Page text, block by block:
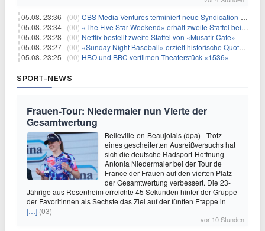
05.08. 23:36 | (00) CBS Media Ventures terminiert neue Syndication-Formate
05.08. 23:34 | (00) «The Five Star Weekend» erhält zweite Staffel bei Peacock
05.08. 23:28 | (00) Netflix bestellt zweite Staffel von «Musafir Cafe»
05.08. 23:27 | (00) «Sunday Night Baseball» erzielt historische Quotenserie für NBC
05.08. 23:25 | (00) HBO und BBC verfilmen Theaterstück «1536»
SPORT-NEWS
Frauen-Tour: Niedermaier nun Vierte der
Gesamtwertung
Belleville-en-Beaujolais (dpa) - Trotz
eines gescheiterten Ausreißversuchs hat
sich die deutsche Radsport-Hoffnung
Antonia Niedermaier bei der Tour de
France der Frauen auf den vierten Platz
der Gesamtwertung verbessert. Die 23-
Jährige aus Rosenheim erreichte 45 Sekunden hinter der Gruppe
der Favoritinnen als Sechste das Ziel auf der fünften Etappe in
[…] (03)
vor 10 Stunden